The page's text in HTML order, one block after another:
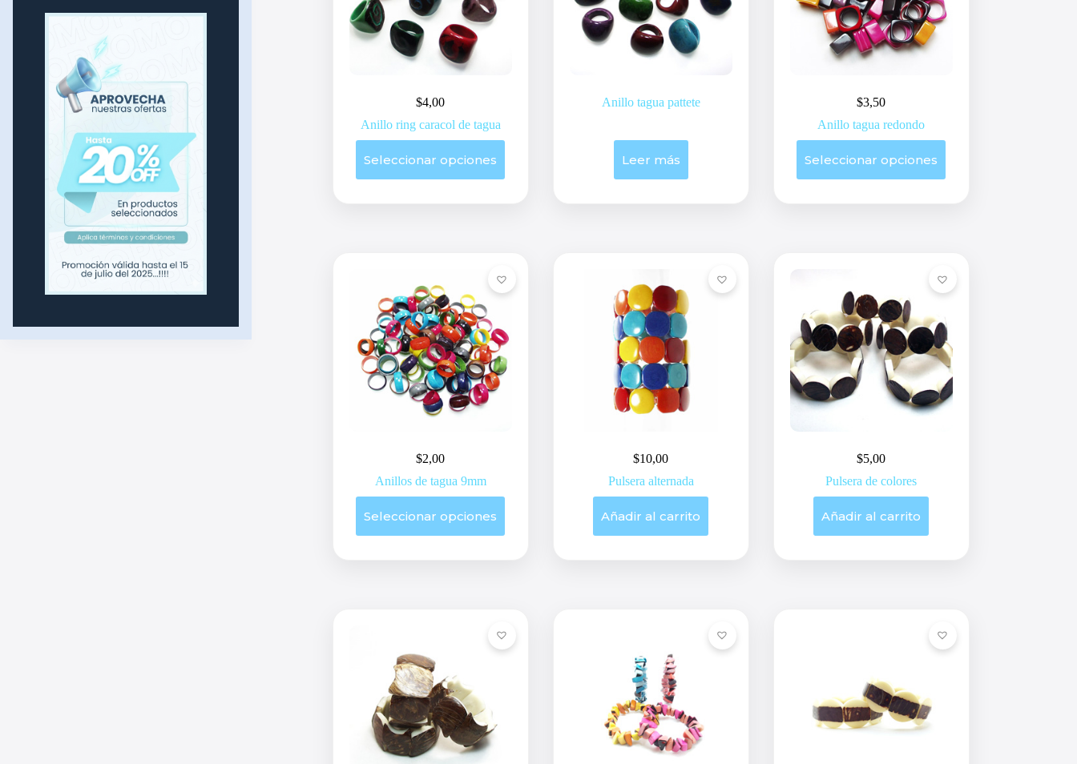
$4,00
Anillo ring caracol de tagua
Seleccionar opciones
producto
variantes.
en
la
página
de
producto
Anillo tagua pattete
Leer más
$3,50
Anillo tagua redondo
Seleccionar opciones
producto
variantes.
la
página
de
producto
$2,00
Anillos de tagua 9mm
Seleccionar opciones
producto
variantes.
la
página
de
producto
$10,00
Pulsera alternada
Añadir al carrito
$5,00
Pulsera de colores
Añadir al carrito